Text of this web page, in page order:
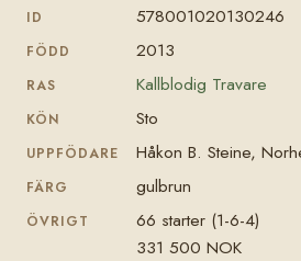
ID 578001020130246
FÖDD 2013
RAS Kallblodig Travare
KÖN Sto
UPPFÖDARE Håkon B. Steine,
FÄRG gulbrun
ÖVRIGT
66 starter (1-6-4)
331 500 NOK